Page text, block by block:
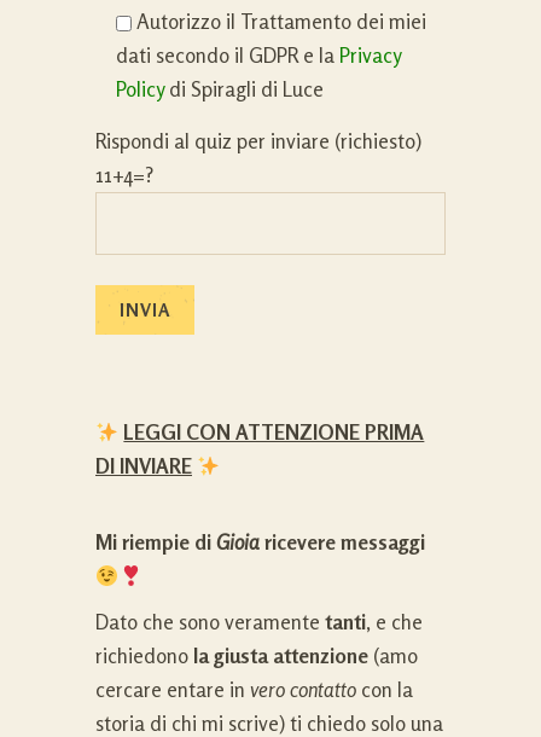
Autorizzo il Trattamento dei miei
dati secondo il GDPR e la Privacy
Policydi Spiragli di Luce
Rispondi al quiz per inviare (richiesto)
11+4=?
LEGGI CON ATTENZIONE PRIMA
DI INVIARE
Mi riempie diGioiaricevere messaggi
Dato che sono veramente tanti, e che
richiedono la giusta attenzione (amo
cercare entare in vero contatto con la
storia di chi mi scrive) ti chiedo solo una